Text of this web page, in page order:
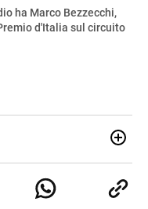
ha Marco Bezzecchi,
d'Italia sul circuito
la scrittura in un lavoro, e
è il mio pane